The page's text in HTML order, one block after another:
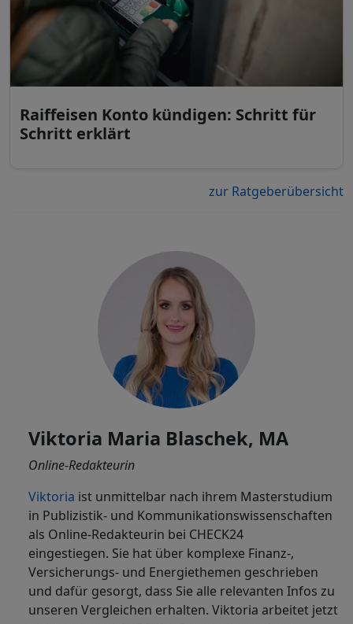
Raiffeisen Konto kündigen: Schritt für
Schritt erklärt
zur Ratgeberübersicht
Viktoria Maria Blaschek, MA
Online-Redakteurin
Viktoria ist unmittelbar nach ihrem Masterstudium
in Publizistik- und Kommunikationswissenschaften
als Online-Redakteurin bei CHECK24
eingestiegen. Sie hat über komplexe Finanz-,
Versicherungs- und Energiethemen geschrieben
und dafür gesorgt, dass Sie alle relevanten Infos zu
unseren Vergleichen erhalten. Viktoria arbeitet jetzt